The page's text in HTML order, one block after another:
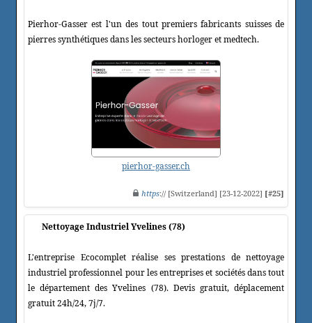
Pierhor-Gasser est l'un des tout premiers fabricants suisses de
pierres synthétiques dans les secteurs horloger et medtech.
pierhor-gasser.ch
https:// [Switzerland] [23-12-2022] [#25]
Nettoyage Industriel Yvelines (78)
L'entreprise Ecocomplet réalise ses prestations de nettoyage
industriel professionnel pour les entreprises et sociétés dans tout
le département des Yvelines (78). Devis gratuit, déplacement
gratuit 24h/24, 7j/7.